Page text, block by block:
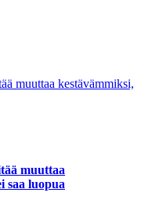
muuttaa
saa luopua